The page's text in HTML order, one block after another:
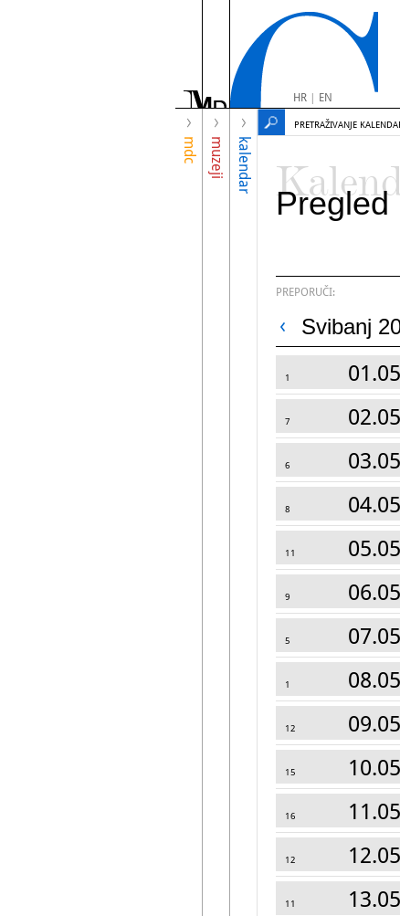
HR| EN
mdc muzeji kalendar
PRETRAŽIVANJE
Pregled
PREPORUČI:
Svibanj
1
7
6
8
11
9
5
1
12
15
16
12
11